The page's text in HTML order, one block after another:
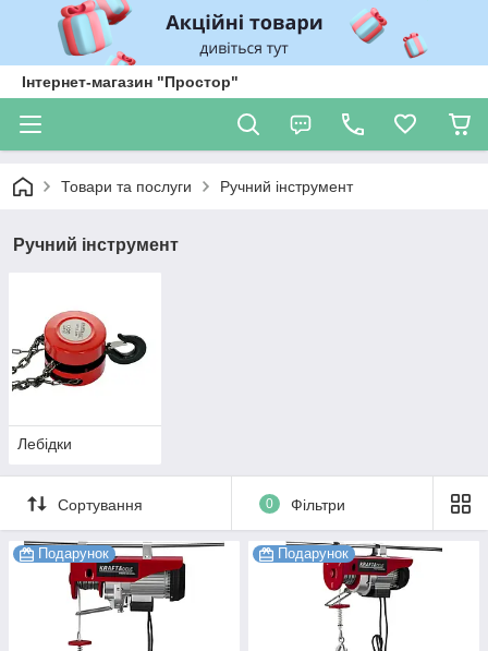
Інтернет-магазин "Простор"
Товари та послуги Ручний інструмент
Ручний інструмент
Лебідки
Сортування 0 Фільтри
Подарунок Подарунок